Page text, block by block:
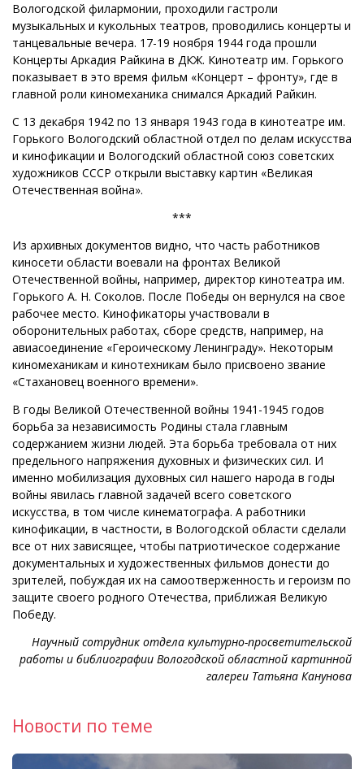
Вологодской филармонии, проходили гастроли
музыкальных и кукольных театров, проводились концерты и
танцевальные вечера. 17-19 ноября 1944 года прошли
Концерты Аркадия Райкина в ДКЖ. Кинотеатр им. Горького
показывает в это время фильм «Концерт – фронту», где в
главной роли киномеханика снимался Аркадий Райкин.
С 13 декабря 1942 по 13 января 1943 года в кинотеатре им.
Горького Вологодский областной отдел по делам искусства
и кинофикации и Вологодский областной союз советских
художников СССР открыли выставку картин «Великая
Отечественная война».
***
Из архивных документов видно, что часть работников
киносети области воевали на фронтах Великой
Отечественной войны, например, директор кинотеатра им.
Горького А. Н. Соколов. После Победы он вернулся на свое
рабочее место. Кинофикаторы участвовали в
оборонительных работах, сборе средств, например, на
авиасоединение «Героическому Ленинграду». Некоторым
киномеханикам и кинотехникам было присвоено звание
«Стахановец военного времени».
В годы Великой Отечественной войны 1941-1945 годов
борьба за независимость Родины стала главным
содержанием жизни людей. Эта борьба требовала от них
предельного напряжения духовных и физических сил. И
именно мобилизация духовных сил нашего народа в годы
войны явилась главной задачей всего советского
искусства, в том числе кинематографа. А работники
кинофикации, в частности, в Вологодской области сделали
все от них зависящее, чтобы патриотическое содержание
документальных и художественных фильмов донести до
зрителей, побуждая их на самоотверженность и героизм по
защите своего родного Отечества, приближая Великую
Победу.
Научный сотрудник отдела культурно-просветительской
работы и библиографии Вологодской областной картинной
галереи Татьяна Канунова
Новости по теме